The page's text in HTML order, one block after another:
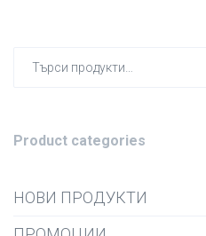
Product categories
НОВИ ПРОДУКТИ